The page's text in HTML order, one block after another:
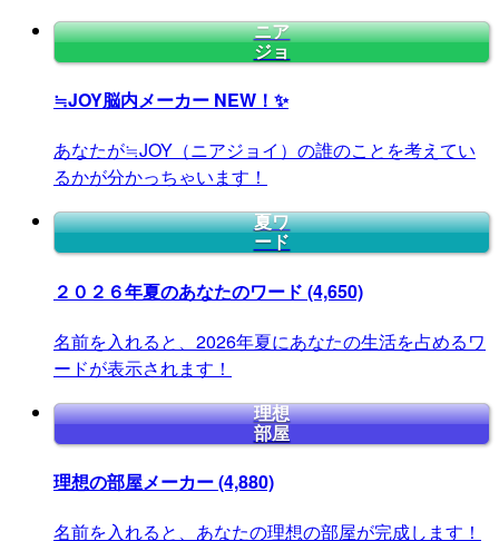
ニア
ジョ
≒JOY脳内メーカー NEW！✨
あなたが≒JOY（ニアジョイ）の誰のことを考えてい
るかが分かっちゃいます！
夏ワ
ード
２０２６年夏のあなたのワード (4,650)
名前を入れると、2026年夏にあなたの生活を占めるワ
ードが表示されます！
理想
部屋
理想の部屋メーカー(4,880)
名前を入れると、あなたの理想の部屋が完成します！